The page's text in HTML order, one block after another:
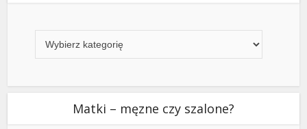
Matki – męzne czy szalone?